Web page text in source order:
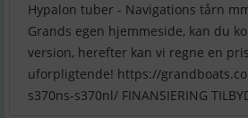
Hypalon tuber - Navigations tårn
Grands egen hjemmeside, kan du
version, herefter kan vi regne en
uforpligtende! https://
s370ns-s370nl/ FINANSIERING